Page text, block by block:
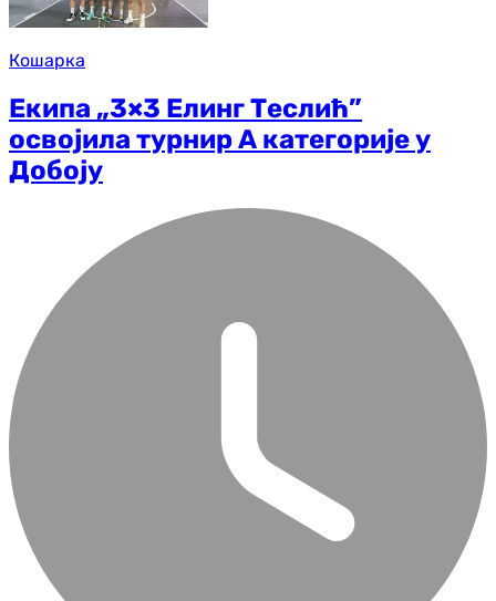
Кошарка
Екипа „3×3 Елинг Теслић”
освојила турнир А категорије у
Добоју